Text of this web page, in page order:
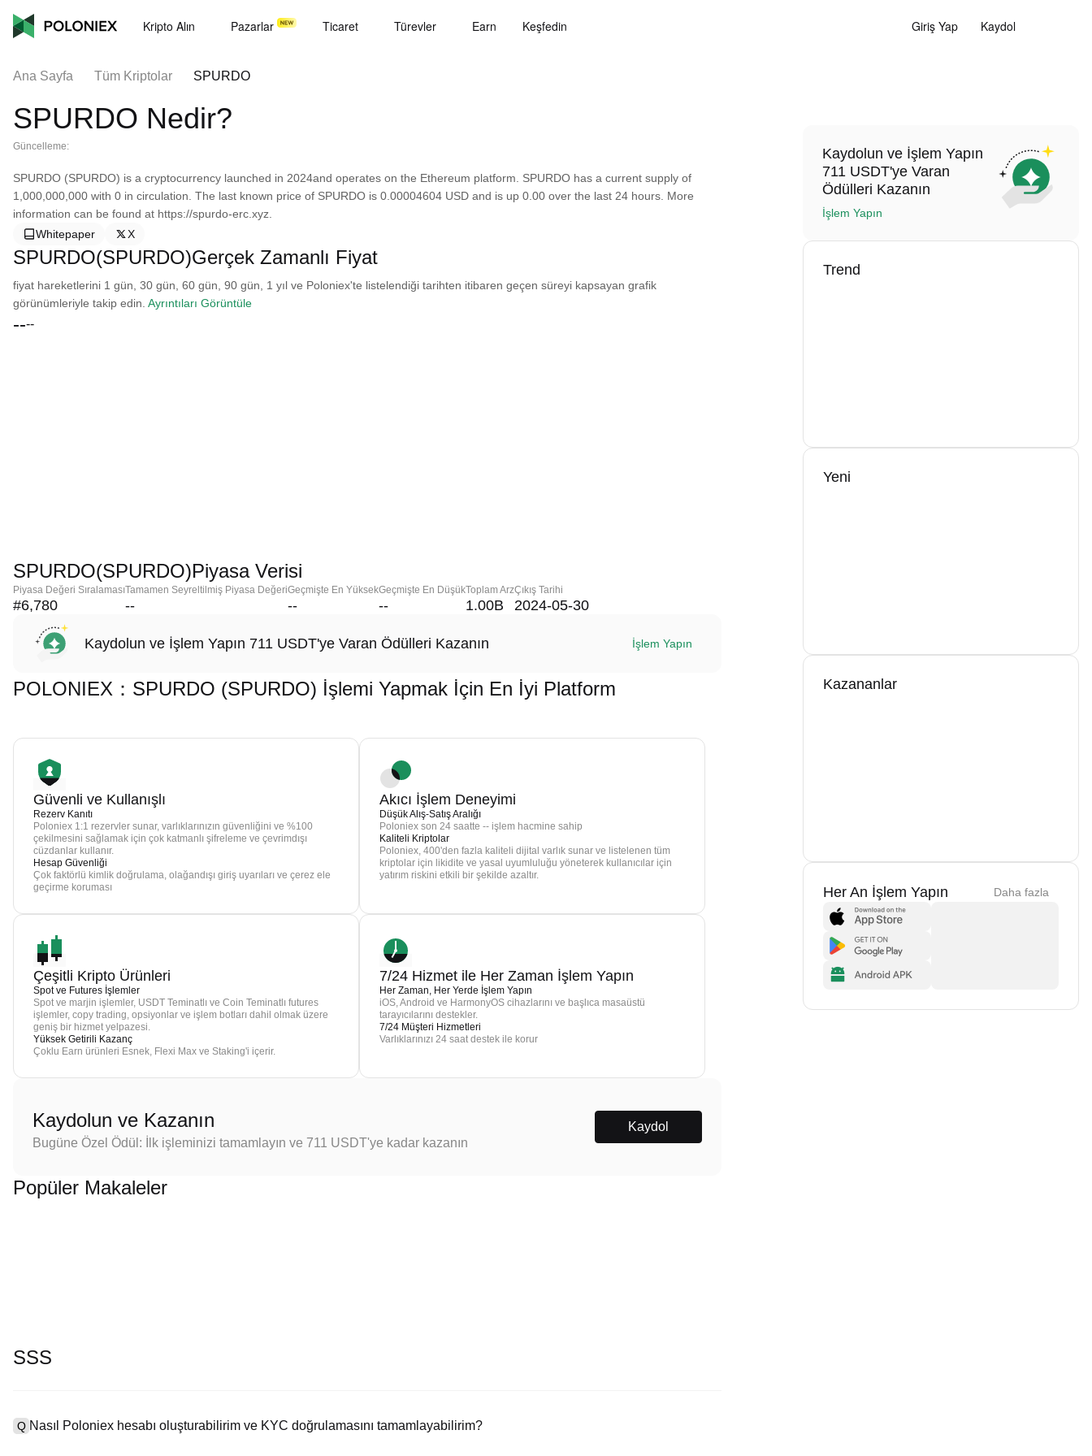
Kripto Alın Pazarlar Ticaret Türevler Earn Keşfedin Giriş Yap Kaydol
Ana Sayfa Tüm Kriptolar SPURDO
SPURDO Nedir?
Güncelleme:
SPURDO (SPURDO) is a cryptocurrency launched in 2024and operates on the Ethereum platform. SPURDO has a current supply of
1,000,000,000 with 0 in circulation. The last known price of SPURDO is 0.00004604 USD and is up 0.00 over the last 24 hours. More
information can be found at https://spurdo-erc.xyz.
Whitepaper
X
SPURDO(SPURDO)Gerçek Zamanlı Fiyat
fiyat hareketlerini 1 gün, 30 gün, 60 gün, 90 gün, 1 yıl ve Poloniex'te listelendiği tarihten itibaren geçen süreyi kapsayan grafik
görünümleriyle takip edin. Ayrıntıları Görüntüle
----
SPURDO(SPURDO)Piyasa Verisi
Piyasa Değeri Sıralaması
#6,780
Tamamen Seyreltilmiş Piyasa Değeri
--
Geçmişte En Yüksek
--
Geçmişte En Düşük
--
Toplam Arz
1.00B
Çıkış Tarihi
2024-05-30
Kaydolun ve İşlem Yapın 711 USDT'ye Varan Ödülleri Kazanın İşlem Yapın
POLONIEX：SPURDO (SPURDO) İşlemi Yapmak İçin En İyi Platform
Güvenli ve Kullanışlı
Rezerv Kanıtı
Poloniex 1:1 rezervler sunar, varlıklarınızın güvenliğini ve %100
çekilmesini sağlamak için çok katmanlı şifreleme ve çevrimdışı
cüzdanlar kullanır.
Hesap Güvenliği
Çok faktörlü kimlik doğrulama, olağandışı giriş uyarıları ve çerez ele
geçirme koruması
Akıcı İşlem Deneyimi
Düşük Alış-Satış Aralığı
Poloniex son 24 saatte -- işlem hacmine sahip
Kaliteli Kriptolar
Poloniex, 400'den fazla kaliteli dijital varlık sunar ve listelenen tüm
kriptolar için likidite ve yasal uyumluluğu yöneterek kullanıcılar için
yatırım riskini etkili bir şekilde azaltır.
Çeşitli Kripto Ürünleri
Spot ve Futures İşlemler
Spot ve marjin işlemler, USDT Teminatlı ve Coin Teminatlı futures
işlemler, copy trading, opsiyonlar ve işlem botları dahil olmak üzere
geniş bir hizmet yelpazesi.
Yüksek Getirili Kazanç
Çoklu Earn ürünleri Esnek, Flexi Max ve Staking'i içerir.
7/24 Hizmet ile Her Zaman İşlem Yapın
Her Zaman, Her Yerde İşlem Yapın
iOS, Android ve HarmonyOS cihazlarını ve başlıca masaüstü
tarayıcılarını destekler.
7/24 Müşteri Hizmetleri
Varlıklarınızı 24 saat destek ile korur
Kaydolun ve Kazanın
Bugüne Özel Ödül: İlk işleminizi tamamlayın ve 711 USDT'ye kadar kazanın
Kaydol
Popüler Makaleler
SSS
Q Nasıl Poloniex hesabı oluşturabilirim ve KYC doğrulamasını tamamlayabilirim?
Kaydolun ve İşlem Yapın
711 USDT'ye Varan
Ödülleri Kazanın
İşlem Yapın
Trend
Yeni
Kazananlar
Her An İşlem Yapın Daha fazla